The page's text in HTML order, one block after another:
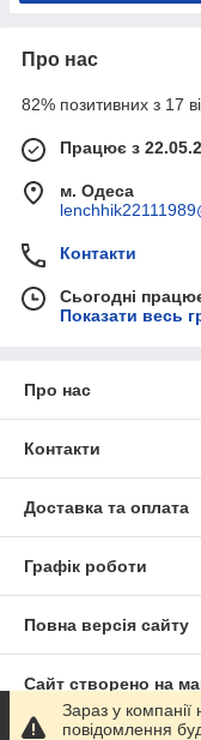
Про нас
82% позитивних з 17
Працює з
м. Одеса
Контакти
Сьогодні
Показати весь
Про нас
Контакти
Доставка та оплата
Графік роботи
Повна версія сайту
Сайт створено на
Зараз у
повідомлення